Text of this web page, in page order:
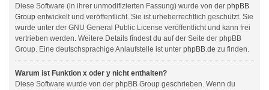
Diese Software (in ihrer unmodifizierten Fassung) wurde von der phpBB
Group entwickelt und veröffentlicht. Sie ist urheberrechtlich geschützt. Sie
wurde unter der GNU General Public License veröffentlicht und kann frei
vertrieben werden. Weitere Details findest du auf der Seite der phpBB
Group. Eine deutschsprachige Anlaufstelle ist unter phpBB.de zu finden.
Warum ist Funktion x oder y nicht enthalten?
Diese Software wurde von der phpBB Group geschrieben. Wenn du